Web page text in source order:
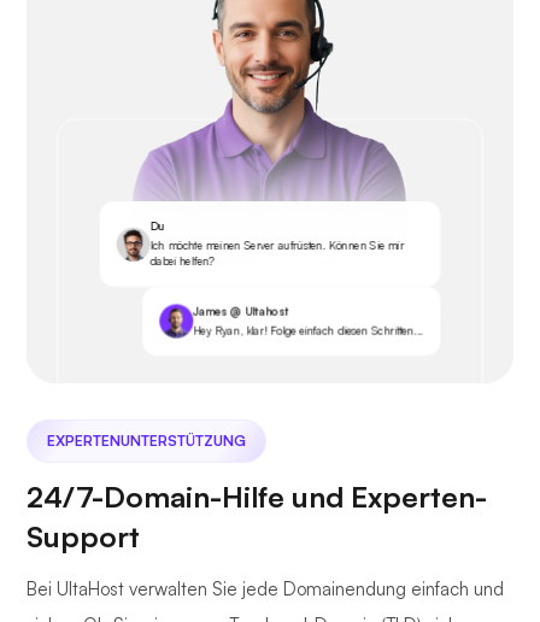
Du
Ich möchte meinen Server aufrüsten. Können Sie mir
dabei helfen?
James @ Ultahost
Hey Ryan, klar! Folge einfach diesen Schritten...
EXPERTENUNTERSTÜTZUNG
24/7-Domain-Hilfe und Experten-
Support
Bei UltaHost verwalten Sie jede Domainendung einfach und